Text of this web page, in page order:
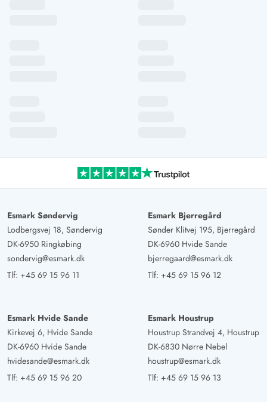
Esmark Søndervig
Lodbergsvej 18, Søndervig
DK-6950 Ringkøbing
sondervig@esmark.dk
Tlf: +45 69 15 96 11
Esmark Bjerregård
Sønder Klitvej 195, Bjerregård
DK-6960 Hvide Sande
bjerregaard@esmark.dk
Tlf: +45 69 15 96 12
Esmark Hvide Sande
Kirkevej 6, Hvide Sande
DK-6960 Hvide Sande
hvidesande@esmark.dk
Tlf: +45 69 15 96 20
Esmark Houstrup
Houstrup Strandvej 4, Houstrup
DK-6830 Nørre Nebel
houstrup@esmark.dk
Tlf: +45 69 15 96 13